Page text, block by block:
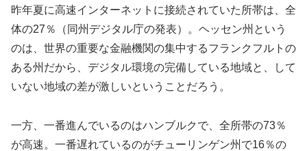
昨年夏に高速インターネットに接続されていた所帯は、全
体の27％（同州デジタル庁の発表）。ヘッセン州という
のは、世界の重要な金融機関の集中するフランクフルトの
ある州だから、デジタル環境の完備している地域と、して
いない地域の差が激しいということだろう。
一方、一番進んでいるのはハンブルクで、全所帯の73％
が高速。一番遅れているのがチューリンゲン州で16％の